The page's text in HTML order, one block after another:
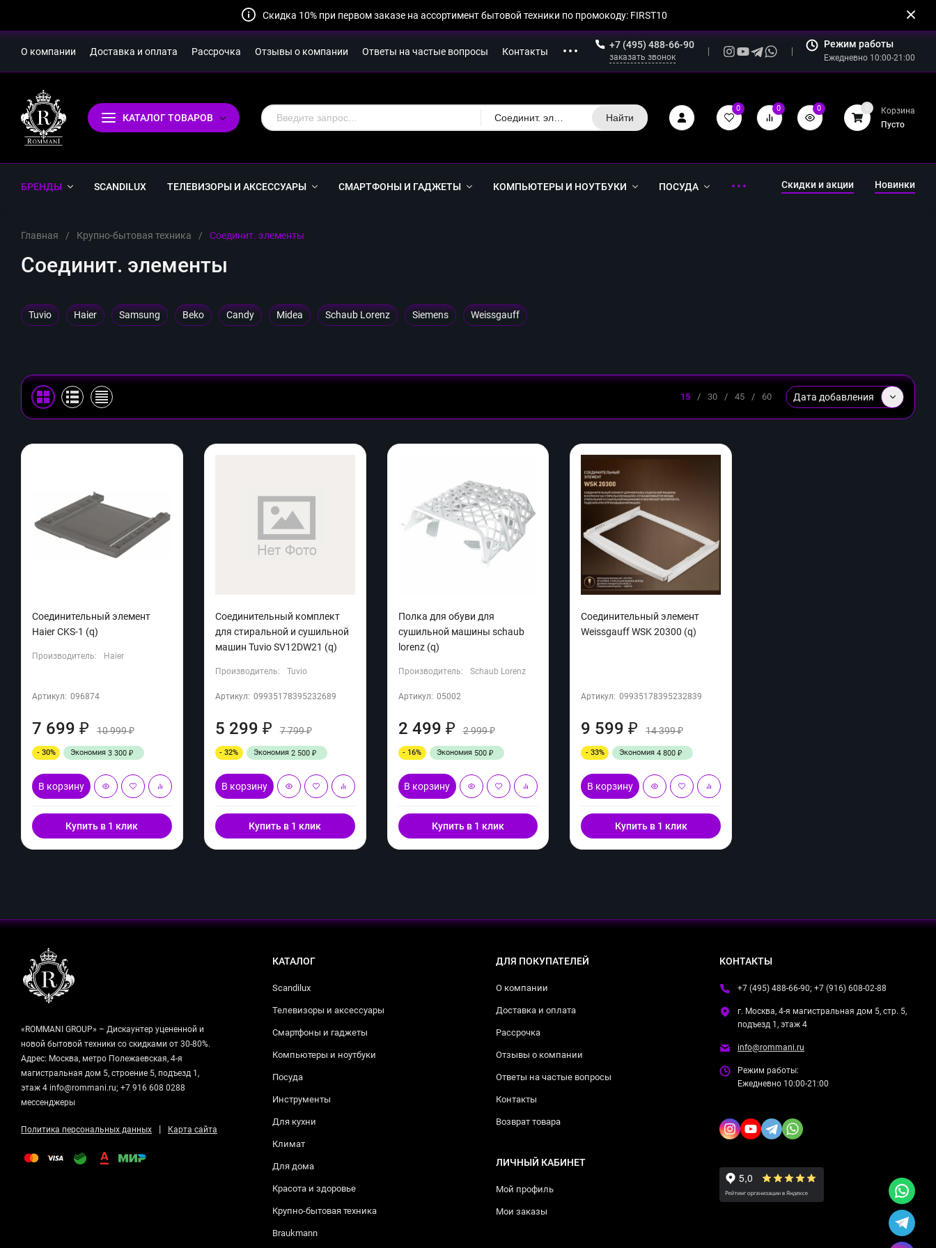
Скидка 10% при первом заказе на ассортимент бытовой техники по промокоду: FIRST10
О компании Доставка и оплата Рассрочка Отзывы о компании Ответы на частые вопросы Контакты
+7 (495) 488-66-90
заказать звонок
Режим работы
Ежедневно 10:00-21:00
КАТАЛОГ ТОВАРОВ Найти
0 0 0 0
Корзина
Пусто
БРЕНДЫ SCANDILUX ТЕЛЕВИЗОРЫ И АКСЕССУАРЫ СМАРТФОНЫ И ГАДЖЕТЫ КОМПЬЮТЕРЫ И НОУТБУКИ ПОСУДА Скидки и акции Новинки
Главная / Крупно-бытовая техника / Соединит. элементы
Соединит. элементы
Tuvio Haier Samsung Beko Candy Midea Schaub Lorenz Siemens Weissgauff
15 / 30 / 45 / 60 Дата добавления
Соединительный элемент
Haier CKS-1 (q)
Производитель: Haier
Артикул: 096874
7 699 ₽ 10 999₽
- 30% Экономия 3 300 ₽
В корзину
Купить в 1 клик
Соединительный комплект
для стиральной и сушильной
машин Tuvio SV12DW21 (q)
Производитель: Tuvio
Артикул: 09935178395232689
5 299 ₽ 7 799₽
- 32% Экономия 2 500 ₽
В корзину
Купить в 1 клик
Полка для обуви для
сушильной машины sсhaub
lorenz (q)
Производитель: Schaub Lorenz
Артикул: 05002
2 499 ₽ 2 999₽
- 16% Экономия 500 ₽
В корзину
Купить в 1 клик
Соединительный элемент
Weissgauff WSK 20300 (q)
Артикул: 09935178395232839
9 599₽ 14 399₽
- 33% Экономия4 800₽
В корзину
Купить в 1 клик
«ROMMANI GROUP» – Дискаунтер уцененной и
новой бытовой техники со скидками от 30-80%.
Адрес: Москва, метро Полежаевская, 4-я
магистральная дом 5, строение 5, подъезд 1,
этаж 4 info@rommani.ru; +7 916 608 0288
мессенджеры
Политика персональных данных | Карта сайта
КАТАЛОГ
Scandilux
Телевизоры и аксессуары
Смартфоны и гаджеты
Компьютеры и ноутбуки
Посуда
Инструменты
Для кухни
Климат
Для дома
Красота и здоровье
Крупно-бытовая техника
Braukmann
ДЛЯ ПОКУПАТЕЛЕЙ
О компании
Доставка и оплата
Рассрочка
Отзывы о компании
Ответы на частые вопросы
Контакты
Возврат товара
ЛИЧНЫЙ КАБИНЕТ
Мой профиль
Мои заказы
КОНТАКТЫ
+7 (495) 488-66-90; +7 (916) 608-02-88
г. Москва, 4-я магистральная дом 5, стр. 5,
подъезд 1, этаж 4
info@rommani.ru
Режим работы:
Ежедневно 10:00-21:00